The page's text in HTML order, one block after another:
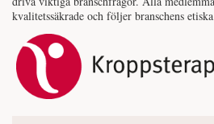
kvalitetssäkrade och följer branschens